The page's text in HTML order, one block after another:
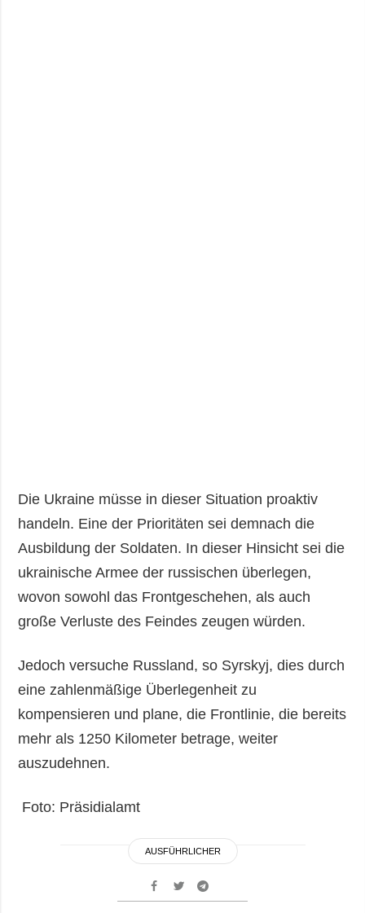
Die Ukraine müsse in dieser Situation proaktiv
handeln. Eine der Prioritäten sei demnach die
Ausbildung der Soldaten. In dieser Hinsicht sei die
ukrainische Armee der russischen überlegen,
wovon sowohl das Frontgeschehen, als auch
große Verluste des Feindes zeugen würden.
Jedoch versuche Russland, so Syrskyj, dies durch
eine zahlenmäßige Überlegenheit zu
kompensieren und plane, die Frontlinie, die bereits
mehr als 1250 Kilometer betrage, weiter
auszudehnen.
Foto: Präsidialamt
AUSFÜHRLICHER